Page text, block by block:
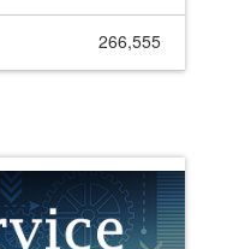
266,555